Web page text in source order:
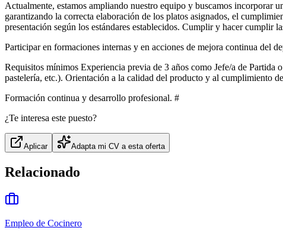
Actualmente, estamos ampliando nuestro equipo y buscamos incorporar
garantizando la correcta elaboración de los platos asignados, el
presentación según los estándares establecidos. Cumplir y hacer cumplir
Participar en formaciones internas y en acciones de mejora continua del
Requisitos mínimos Experiencia previa de 3 años como Jefe/a de
pastelería, etc.). Orientación a la calidad del producto y al cumplimiento
Formación continua y desarrollo profesional. #
¿Te interesa este puesto?
Aplicar Adapta mi CV a esta oferta
Relacionado
Empleo de Cocinero